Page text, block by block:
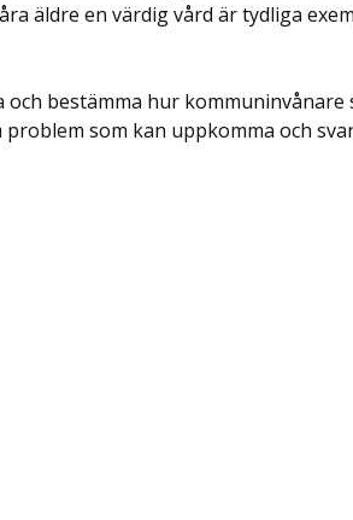
äldre en värdig vård är tydliga
bestämma hur kommuninvånare
som kan uppkomma och